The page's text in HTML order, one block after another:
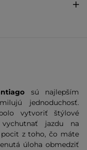
sú najlepším
jednoduchosť.
vytvoriť štýlové
jazdu na
z toho, čo máte
úloha obmedziť